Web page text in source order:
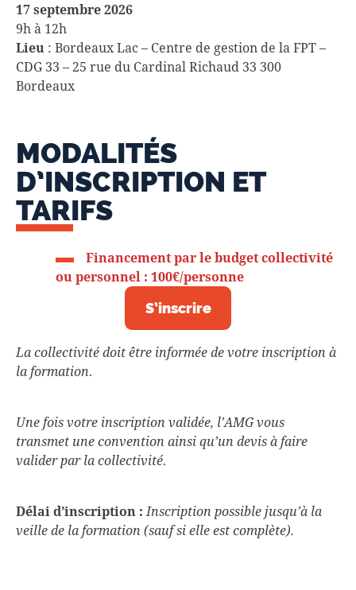
17 septembre 2026
9h à 12h
Lieu : Bordeaux Lac – Centre de gestion de la FPT –
CDG 33 – 25 rue du Cardinal Richaud 33 300
Bordeaux
MODALITÉS
D’INSCRIPTION ET
TARIFS
Financement par le budget collectivité
ou personnel : 100€/personne
S’inscrire
La collectivité doit être informée de votre inscription à
la formation.
Une fois votre inscription validée, l’AMG vous
transmet une convention ainsi qu’un devis à faire
valider par la collectivité.
Délai d’inscription : Inscription possible jusqu’à la
veille de la formation (sauf si elle est complète).